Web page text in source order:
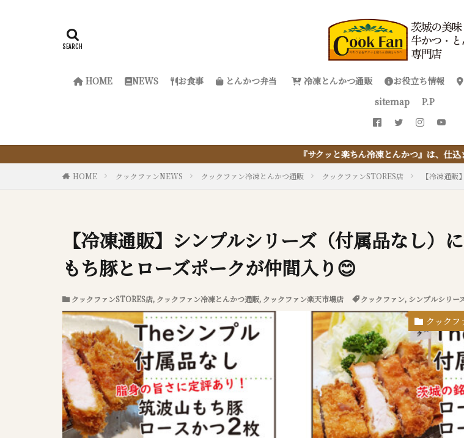
HOME NEWS お食事 とんかつ弁当 冷凍とんかつ通販 お役立ち情報
sitemap
P.P
『サクッと楽ちん冷凍とんかつ』は、仕込まない・揚げない・油
HOME クックファンNEWS クックファン冷凍とんかつ通販 クックファンSTORES店 【冷凍通
【冷凍通販】シンプルシリーズ（付属品なし）
もち豚とローズポークが仲間入り😊
クックファンSTORES店, クックファン冷凍とんかつ通販, クックファン楽天市場店 クックファン, シンプルシリー
クックフ